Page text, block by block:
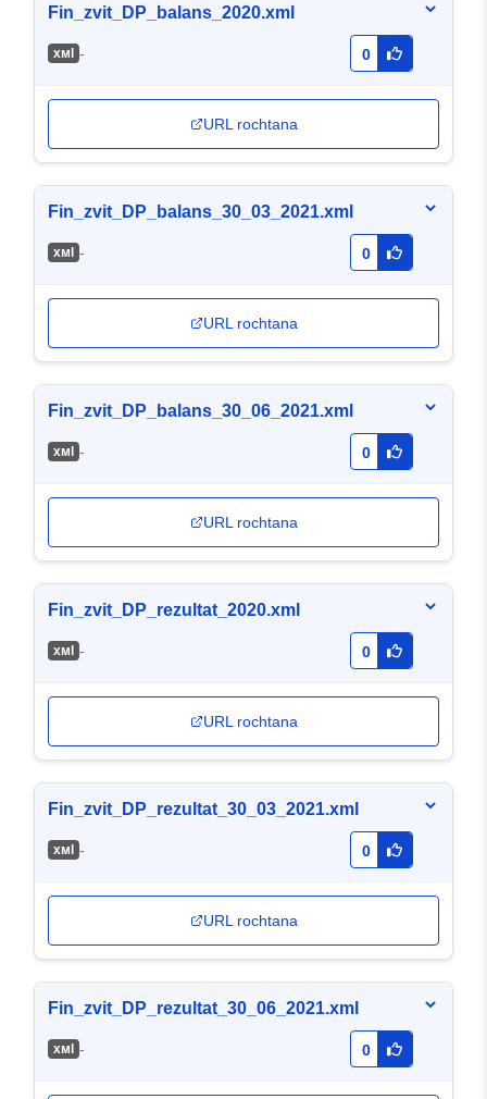
Fin_zvit_DP_balans_2020.xml
хмl - 0
URL rochtana
Fin_zvit_DP_balans_30_03_2021.xml
хмl - 0
URL rochtana
Fin_zvit_DP_balans_30_06_2021.xml
хмl - 0
URL rochtana
Fin_zvit_DP_rezultat_2020.xml
хмl - 0
URL rochtana
Fin_zvit_DP_rezultat_30_03_2021.xml
хмl - 0
URL rochtana
Fin_zvit_DP_rezultat_30_06_2021.xml
хмl - 0